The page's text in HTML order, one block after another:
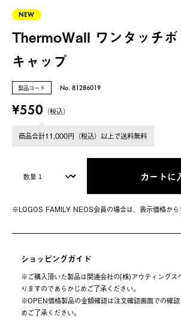
NEW
ThermoWall ワンタッチボ
キャップ
製品コード No. 81286019
¥550 （税込）
商品合計11,000円（税込）以上で送料無料
カートに
※LOGOS FAMILY NEOS会員の場合は、表⽰価格から
ショッピングガイド
※ご購⼊頂いた製品は関連会社の(株)アウティングス
りますのであらかじめご了承ください。
※OPEN価格製品の⾦額確認は注⽂確認画⾯での確
めご了承ください。